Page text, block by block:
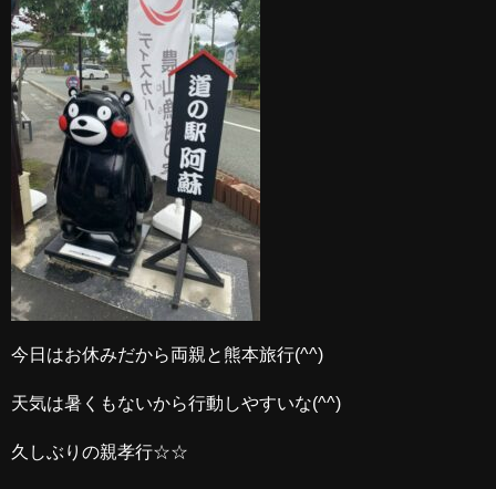
今日はお休みだから両親と熊本旅行(^^)
天気は暑くもないから行動しやすいな(^^)
久しぶりの親孝行☆☆